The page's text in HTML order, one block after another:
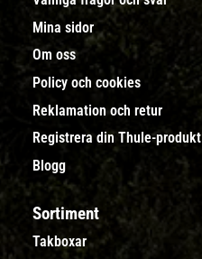
Mina sidor
Om oss
Policy och cookies
Reklamation och retur
Registrera din Thule-produkt
Blogg
Sortiment
Takboxar